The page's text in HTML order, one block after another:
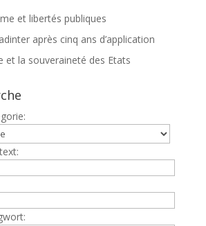
et libertés publiques
après cinq ans d’application
et la souveraineté des Etats